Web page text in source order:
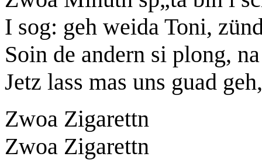
I sog: geh weida Toni,
Soin de andern si plong,
Jetz lass mas uns guad
Zwoa Zigarettn
Zwoa Zigarettn